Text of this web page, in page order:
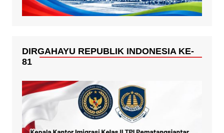
DIRGAHAYU REPUBLIK INDONESIA KE-
81